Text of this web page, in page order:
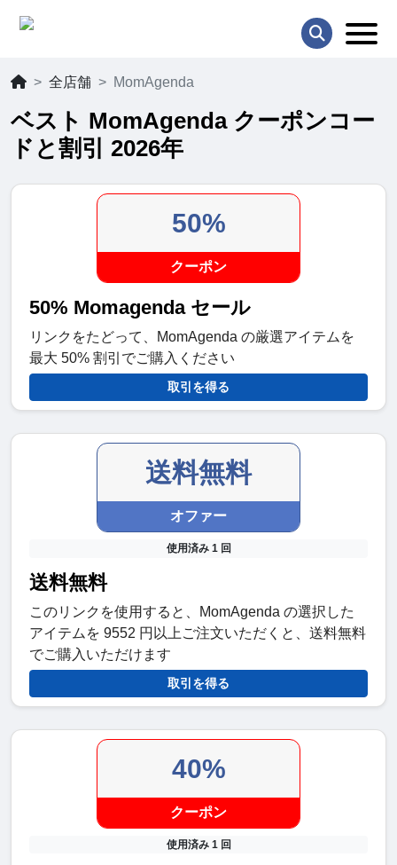
全店舗 MomAgenda
ベスト MomAgenda クーポンコー
ドと割引 2026年
50%
クーポン
50% Momagenda セール
リンクをたどって、MomAgenda の厳選アイテムを
最大 50% 割引でご購入ください
取引を得る
送料無料
オファー
使用済み 1 回
送料無料
このリンクを使用すると、MomAgenda の選択した
アイテムを 9552 円以上ご注文いただくと、送料無料
でご購入いただけます
取引を得る
40%
クーポン
使用済み 1 回